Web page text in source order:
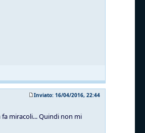
Inviato: 16/04/2016, 22:44
miracoli... Quindi non mi